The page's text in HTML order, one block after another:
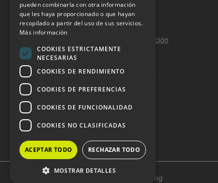
Política de Privacidad
Política de Cookies
Política de calidad y seguridad de la información
Contacto
DOSSIER Y CONTRATACIÓN
Dossier 2026 (ES)
Dossier 2026 (EN)
Copyright © 2024 HostelVending
pueden combinarla con otra información
que les haya proporcionado o que hayan
recopilado a partir del uso de sus servicios.
Más información
COOKIES ESTRICTAMENTE
NECESARIAS
COOKIES DE RENDIMIENTO
COOKIES DE PREFERENCIAS
COOKIES DE FUNCIONALIDAD
COOKIES NO CLASIFICADAS
ACEPTAR TODO RECHAZAR TODO
MOSTRAR DETALLES